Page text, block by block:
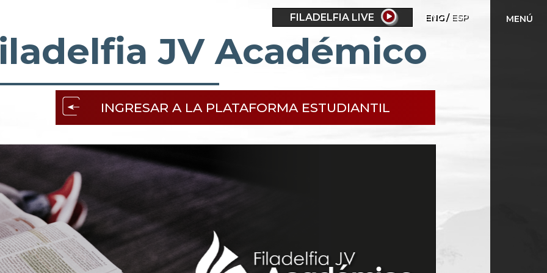
FILADELFIA LIVE ENG ESP MENÚ
JV Académico
INGRESAR A LA PLATAFORMA ESTUDIANTIL